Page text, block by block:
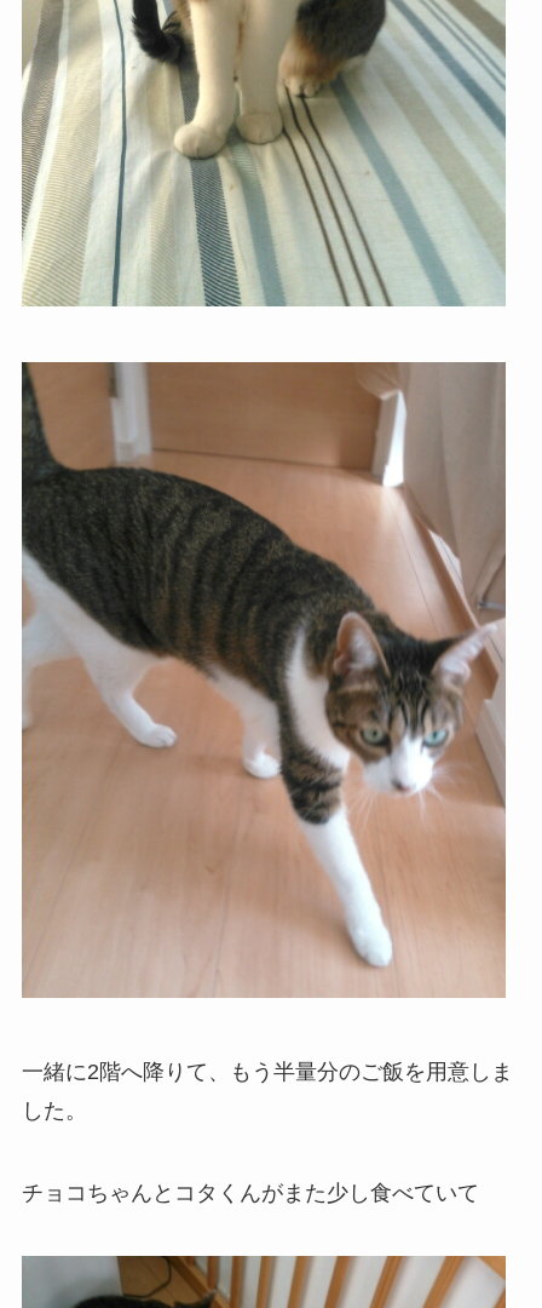
一緒に2階へ降りて、もう半量分のご飯を用意しま
した。
チョコちゃんとコタくんがまた少し食べていて